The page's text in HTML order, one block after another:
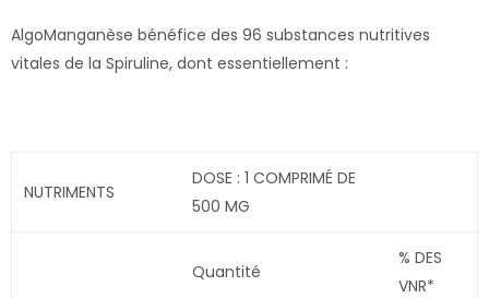
AlgoManganèse bénéfice des 96 substances nutritives
vitales de la Spiruline, dont essentiellement :
NUTRIMENTS
DOSE : 1 COMPRIMÉ DE
500 MG
Quantité
% DES
VNR*